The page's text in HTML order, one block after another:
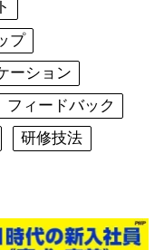
プ
ーション
フィードバック
研修技法